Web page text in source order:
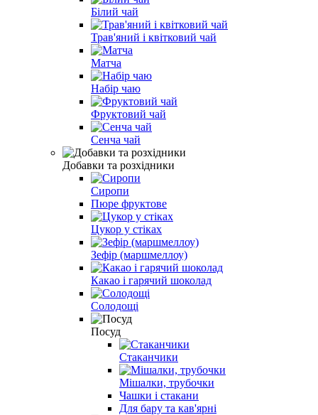
Білий чай
Трав'яний і квітковий чай
Матча
Набір чаю
Фруктовий чай
Сенча чай
Добавки та розхідники
Сиропи
Пюре фруктове
Цукор у стіках
Зефір (маршмеллоу)
Какао і гарячий шоколад
Солодощі
Посуд
Стаканчики
Мішалки, трубочки
Чашки і стакани
Для бару та кав'ярні